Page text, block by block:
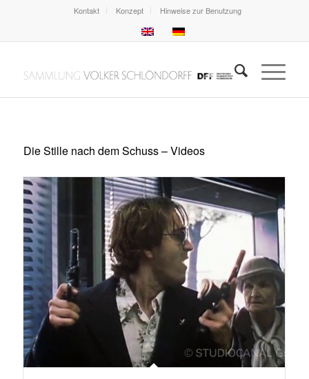
Kontakt Konzept Hinweise zur Benutzung
Die Stille nach dem Schuss – Videos